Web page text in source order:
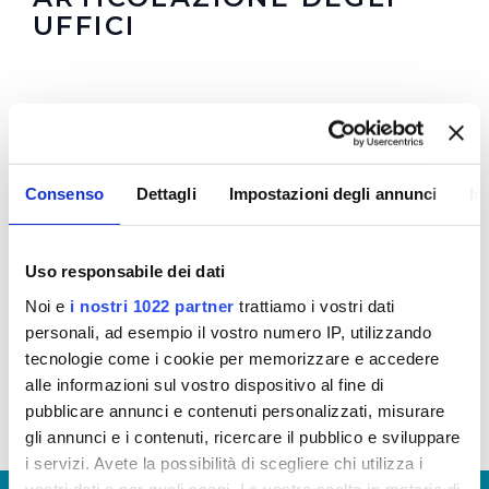
Consenso Dettagli Impostazioni degli annunci
Uso responsabile dei dati
Noi e i nostri 1022 partner trattiamo i vostri dati
personali, ad esempio il vostro numero IP, utilizzando
tecnologie come i cookie per memorizzare e accedere
alle informazioni sul vostro dispositivo al fine di
pubblicare annunci e contenuti personalizzati, misurare
gli annunci e i contenuti, ricercare il pubblico e sviluppare
i servizi. Avete la possibilità di scegliere chi utilizza i
UFFICI